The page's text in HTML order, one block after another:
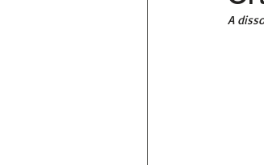
Destaque
A